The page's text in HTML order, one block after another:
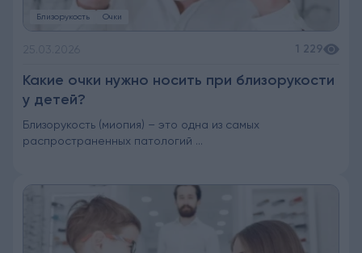
Близорукость Очки
1 229
Какие очки нужно носить при близорукости
у детей?
Близорукость (миопия) – это одна из самых
распространенных патологий ...